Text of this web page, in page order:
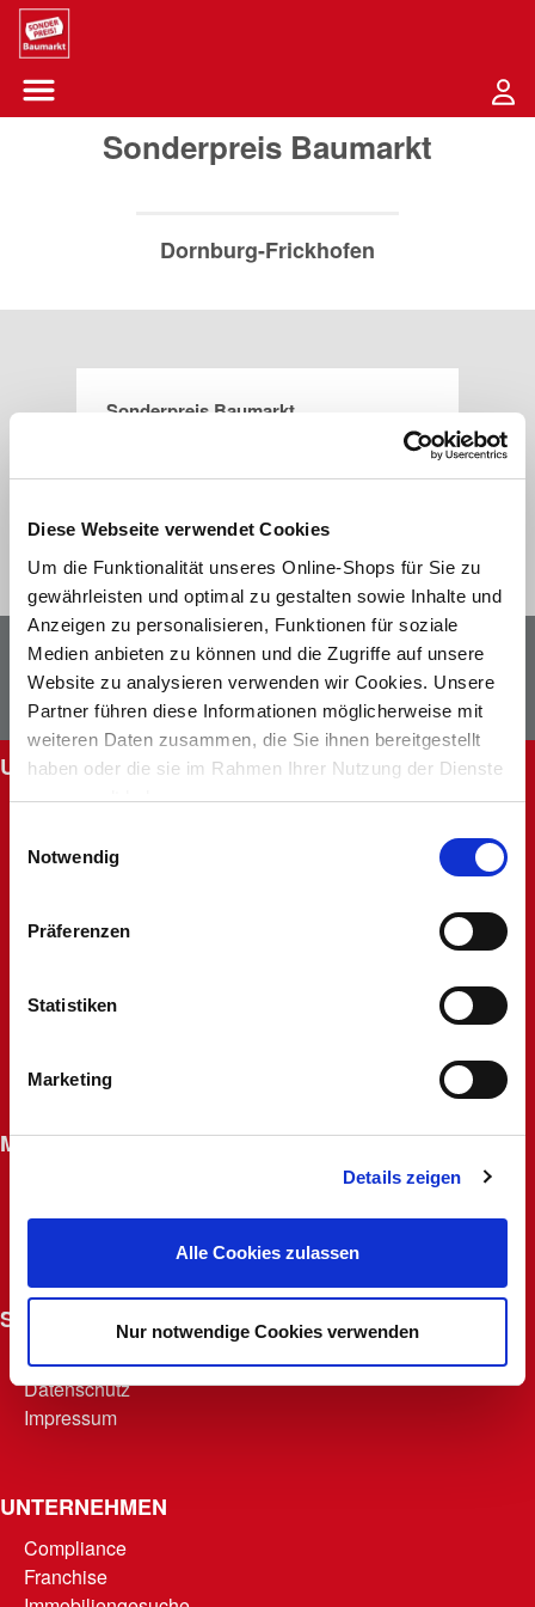
Diese Webseite verwendet Cookies
Um die Funktionalität unseres Online-Shops für Sie zu
gewährleisten und optimal zu gestalten sowie Inhalte und
Anzeigen zu personalisieren, Funktionen für soziale
Medien anbieten zu können und die Zugriffe auf unsere
Website zu analysieren verwenden wir Cookies. Unsere
Partner führen diese Informationen möglicherweise mit
weiteren Daten zusammen, die Sie ihnen bereitgestellt
haben oder die sie im Rahmen Ihrer Nutzung der Dienste
gesammelt haben.
Notwendig
Präferenzen
Statistiken
Marketing
Details zeigen
Alle Cookies zulassen
Nur notwendige Cookies verwenden
Sounder Preis Logo
Menü öffnen-Schaltfläche
Sonderpreis Baumarkt
Dornburg-Frickhofen
Sonderpreis Baumarkt
An der Eisenbahn 2
Newsletter Facebook
Instagram
UNSERE SERVICES
Abholung im Markt
FAQ - Häufig gestellte Fragen
Kontakt
Unsere Märkte
Widerruf oder Reklamation anlegen
Widerrufsrecht für Fernabsatzverträge
MACHERKARTE
Macherfamilie
SONSTIGES
AGB
Datenschutz
Impressum
UNTERNEHMEN
Compliance
Franchise